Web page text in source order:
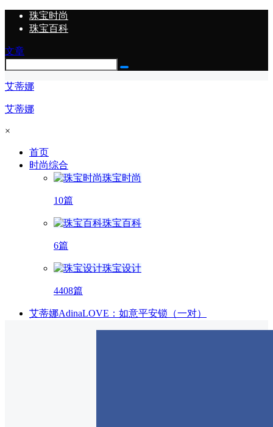
珠宝时尚
珠宝百科
文章
艾蒂娜
艾蒂娜
×
首页
时尚综合
珠宝时尚
10篇
珠宝百科
6篇
珠宝设计
4408篇
艾蒂娜AdinaLOVE：如意平安锁（一对）